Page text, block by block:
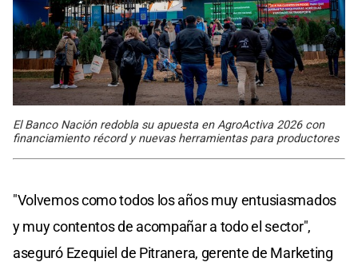
El Banco Nación redobla su apuesta en AgroActiva 2026 con
financiamiento récord y nuevas herramientas para productores
"Volvemos como todos los años muy entusiasmados
y muy contentos de acompañar a todo el sector",
aseguró Ezequiel de Pitranera, gerente de Marketing